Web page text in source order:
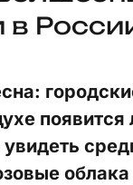
в
появится